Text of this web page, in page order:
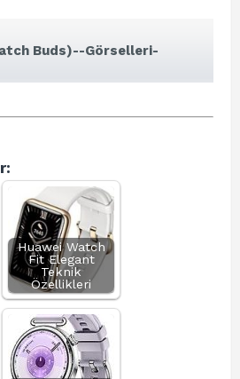
Buds)--Görselleri-
Huawei Watch
Fit Elegant
Teknik
Özellikleri